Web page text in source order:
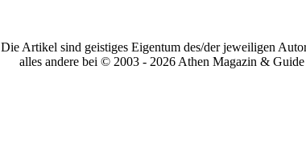
Die Artikel sind geistiges Eigentum des/der jeweiligen
alles andere bei © 2003 - 2026 Athen Magazin & Guide